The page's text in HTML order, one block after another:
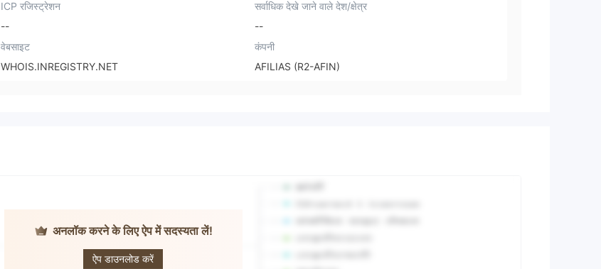
ICP रजिस्ट्रेशन
--
सर्वाधिक देखे जाने वाले देश/क्षेत्र
--
वेबसाइट
WHOIS.INREGISTRY.NET
कंपनी
AFILIAS (R2-AFIN)
अनलॉक करने के लिए ऐप में सदस्यता लें!
ऐप डाउनलोड करें
Union Bank of
India